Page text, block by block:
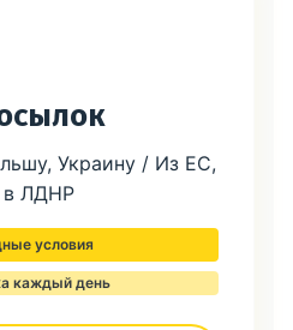
Украину / Из ЕС,
в ЛДНР
условия
каждый день